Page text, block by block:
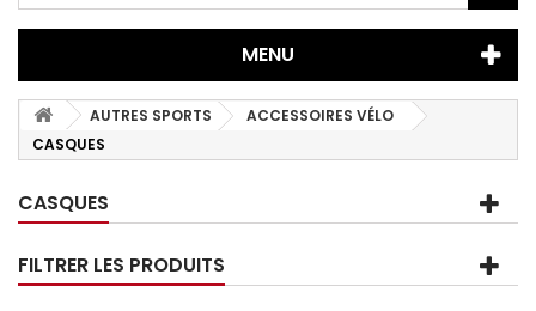
MENU
AUTRES SPORTS
ACCESSOIRES VÉLO
CASQUES
CASQUES
FILTRER LES PRODUITS